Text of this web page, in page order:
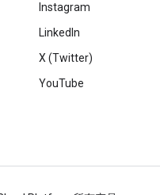
Instagram
LinkedIn
X (Twitter)
YouTube